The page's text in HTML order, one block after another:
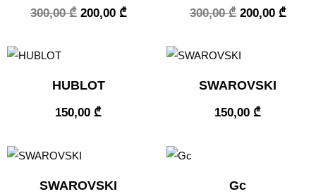
300,00₾ 200,00 ₾ 300,00₾ 200,00 ₾
HUBLOT
150,00 ₾
SWAROVSKI
150,00 ₾
SWAROVSKI Gc